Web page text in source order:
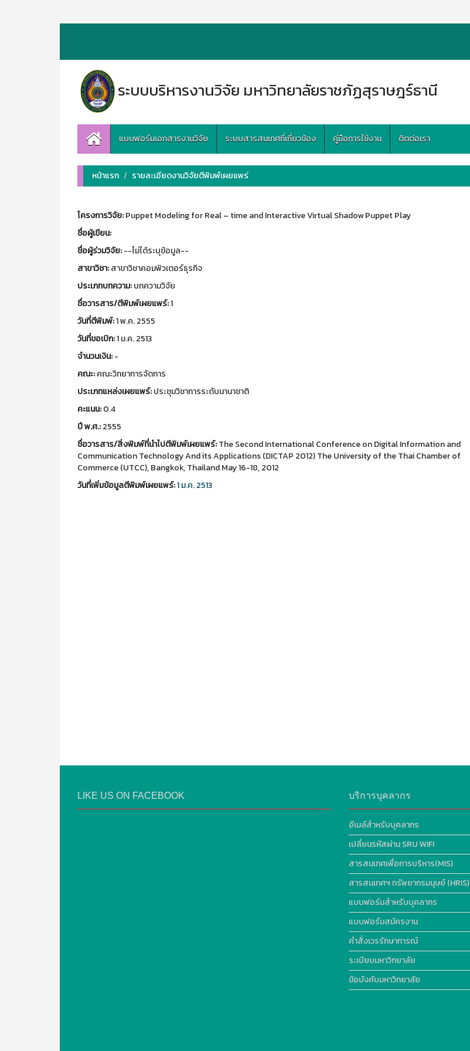
ระบบบริหารงานวิจัย มหาวิทยาลัยราชภัฏสุราษฎร์ธานี
แบบฟอร์มเอกสารงานวิจัย ระบบสารสนเทศที่เกี่ยวข้อง คู่มือการใช้งาน ติตต่อเรา
หน้าแรก รายละเอียดงานวิจัยตีพิมพ์เผยแพร่
โครงการวิจัย:Puppet Modeling for Real – time and Interactive Virtual Shadow Puppet Play
ชื่อผู้เขียน:
ชื่อผู้ร่วมวิจัย:--ไม่ได้ระบุข้อมูล--
สาขาวิชา:สาขาวิชาคอมพิวเตอร์ธุรกิจ
ประเภทบทความ:บทความวิจัย
ชื่อวารสาร/ตีพิมพ์เผยแพร์:1
วันที่ตีพิมพ์:1 พ.ค. 2555
วันที่ขอเบิก:1 ม.ค. 2513
จำนวนเงิน:-
คณะ:คณะวิทยาการจัดการ
ประเภทแหล่งเผยแพร์:ประชุมวิชาการระดับนานาชาติ
คะแนน:0.4
ปี พ.ศ.:2555
ชื่อวารสาร/สิ่งพิมพ์ที่นำไปตีพิมพ์เผยแพร์:The Second International Conference on Digital Information and
Communication Technology And its Applications (DICTAP 2012) The University of the Thai Chamber of
Commerce (UTCC), Bangkok, Thailand May 16-18, 2012
วันที่เพิ่มข้อมูลตีพิมพ์เผยแพร์:1 ม.ค. 2513
LIKE US ON FACEBOOK บริการบุคลากร
อีเมล์สำหรับบุคลากร
เปลี่ยนรหัสผ่าน SRU WIFI
สารสนเทศเพื่อการบริหาร(MIS)
สารสนเทศฯ ทรัพยากรมนุษย์ (HRIS)
แบบฟอร์มสำหรับบุคลากร
แบบฟอร์มสมัครงาน
คำสั่งเวรรักษาการณ์
ระเบียบมหาวิทยาลัย
ข้อบังคับมหาวิทยาลัย